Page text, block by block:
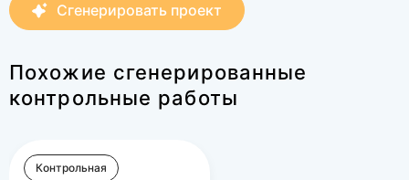
Сгенерировать проект
Похожие сгенерированные
контрольные работы
Контрольная